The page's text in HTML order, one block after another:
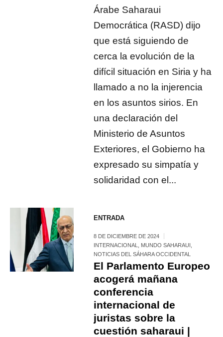
Árabe Saharaui
Democrática (RASD) dijo
que está siguiendo de
cerca la evolución de la
difícil situación en Siria y ha
llamado a no la injerencia
en los asuntos sirios. En
una declaración del
Ministerio de Asuntos
Exteriores, el Gobierno ha
expresado su simpatía y
solidaridad con el...
ENTRADA
8 DE DICIEMBRE DE 2024
INTERNACIONAL
MUNDO SAHARAUI
NOTICIAS DEL SÁHARA OCCIDENTAL
El Parlamento Europeo
acogerá mañana
conferencia
internacional de
juristas sobre la
cuestión saharaui |